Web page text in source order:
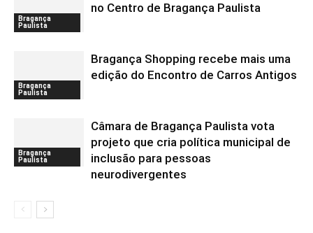
Bragança
Paulista
no Centro de Bragança Paulista
Bragança
Paulista
Bragança Shopping recebe mais uma
edição do Encontro de Carros Antigos
Bragança
Paulista
Câmara de Bragança Paulista vota
projeto que cria política municipal de
inclusão para pessoas
neurodivergentes